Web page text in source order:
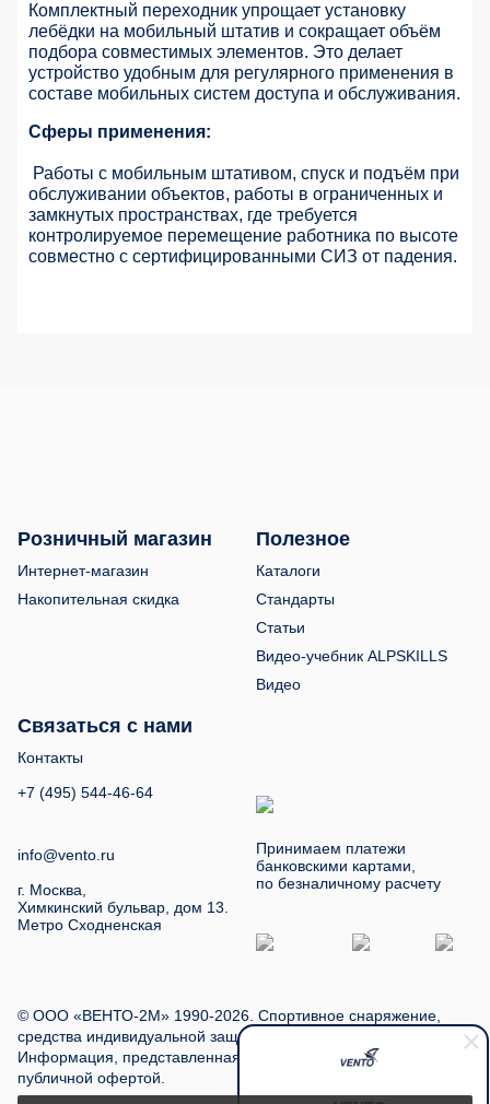
Комплектный переходник упрощает установку
лебёдки на мобильный штатив и сокращает объём
подбора совместимых элементов. Это делает
устройство удобным для регулярного применения в
составе мобильных систем доступа и обслуживания.
Сферы применения:
Работы с мобильным штативом, спуск и подъём при
обслуживании объектов, работы в ограниченных и
замкнутых пространствах, где требуется
контролируемое перемещение работника по высоте
совместно с сертифицированными СИЗ от падения.
Розничный магазин
Интернет-магазин
Накопительная скидка
Полезное
Каталоги
Стандарты
Статьи
Видео-учебник ALPSKILLS
Видео
Связаться с нами
Контакты
+7 (495) 544-46-64
info@vento.ru
г. Москва,
Химкинский бульвар, дом 13.
Метро Сходненская
Принимаем платежи
банковскими картами,
по безналичному расчету
© ООО «ВЕНТО-2М» 1990-2026. Спортивное снаряжение,
средства индивидуальной защиты, туристское снаряжение.
Информация, представленная на сайте, не является
публичной офертой.